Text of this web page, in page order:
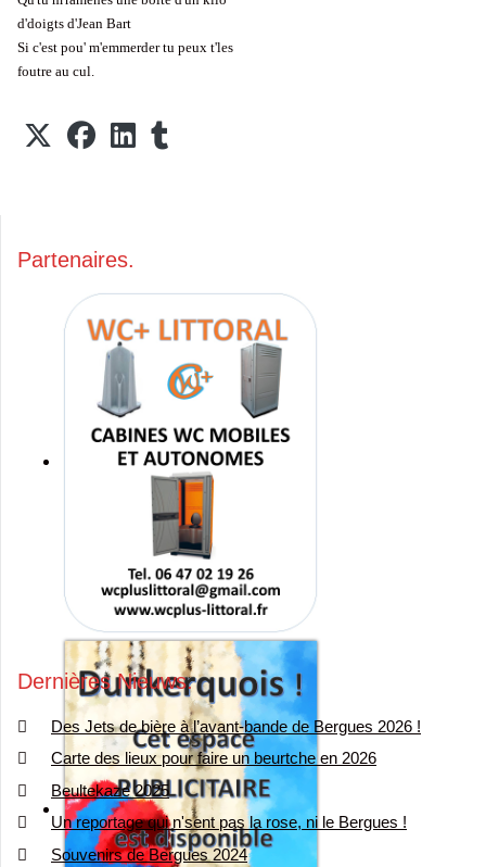
d'doigts d'Jean Bart
Si c'est pou' m'emmerder tu peux t'les
foutre au cul.
Partenaires
Dernières Nieuws
Des Jets de bière à l’avant-bande de Bergues 2026 !
Carte des lieux pour faire un beurtche en 2026
Beultekaze 2025
Un reportage qui n'sent pas la rose, ni le Bergues !
Souvenirs de Bergues 2024